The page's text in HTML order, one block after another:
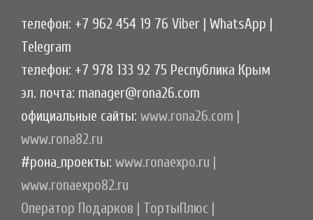
телефон: +7 962 454 19 76 Viber | WhatsApp |
Telegram
телефон: +7 978 133 92 75 Республика Крым
эл. почта: manager@rona26.com
официальные сайты: www.rona26.com |
www.rona82.ru
#рона_проекты: www.ronaexpo.ru |
www.ronaexpo82.ru
Оператор Подарков | ТортыПлюс |